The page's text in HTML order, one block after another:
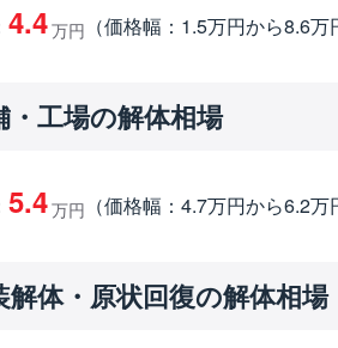
4.4万円 （価格幅：1.5万円から8.6万
・工場の解体相場
5.4万円 （価格幅：4.7万円から6.2万
解体・原状回復の解体相場